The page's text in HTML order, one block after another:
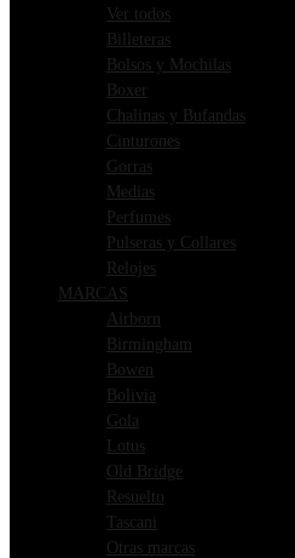
Ver todos
Billeteras
Bolsos y Mochilas
Boxer
Chalinas y Bufandas
Cinturones
Gorras
Medias
Perfumes
Pulseras y Collares
Relojes
MARCAS
Airborn
Birmingham
Bowen
Bolivia
Gola
Lotus
Old Bridge
Resuelto
Tascani
Otras marcas